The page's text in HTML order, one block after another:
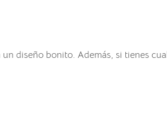
diseño bonito. Además, si tienes